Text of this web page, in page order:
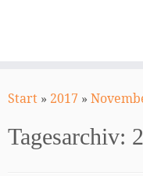
Inhalt
Start » 2017 »
Tagesarchiv: